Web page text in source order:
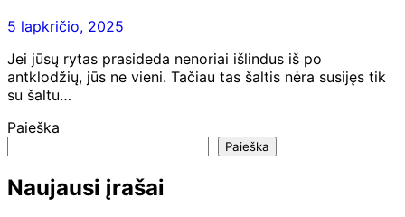
5 lapkričio, 2025
Jei jūsų rytas prasideda nenoriai išlindus iš po
antklodžių, jūs ne vieni. Tačiau tas šaltis nėra susijęs tik
su šaltu…
Paieška
Paieška
Naujausi įrašai